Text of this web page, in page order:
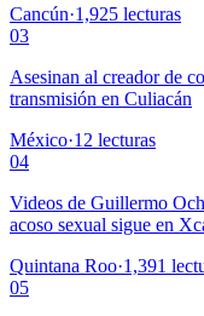
Cancún·1,925 lecturas
03
Asesinan al creador de
transmisión en Culiacán
México·12 lecturas
04
Videos de Guillermo
acoso sexual sigue en
Quintana Roo·1,391
05